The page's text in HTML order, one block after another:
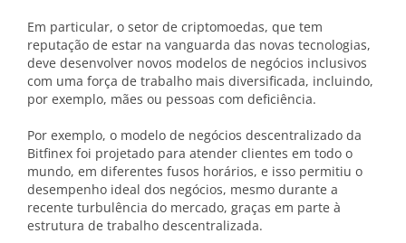
Em particular, o setor de criptomoedas, que tem
reputação de estar na vanguarda das novas tecnologias,
deve desenvolver novos modelos de negócios inclusivos
com uma força de trabalho mais diversificada, incluindo,
por exemplo, mães ou pessoas com deficiência.
Por exemplo, o modelo de negócios descentralizado da
Bitfinex foi projetado para atender clientes em todo o
mundo, em diferentes fusos horários, e isso permitiu o
desempenho ideal dos negócios, mesmo durante a
recente turbulência do mercado, graças em parte à
estrutura de trabalho descentralizada.